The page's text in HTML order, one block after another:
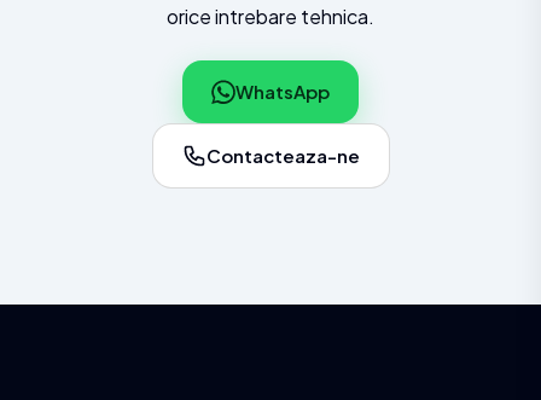
orice intrebare tehnica.
WhatsApp
Contacteaza-ne